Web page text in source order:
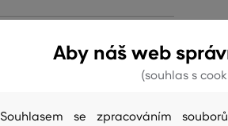
Aby náš web
(souhlas s
Souhlasem se zpracováním